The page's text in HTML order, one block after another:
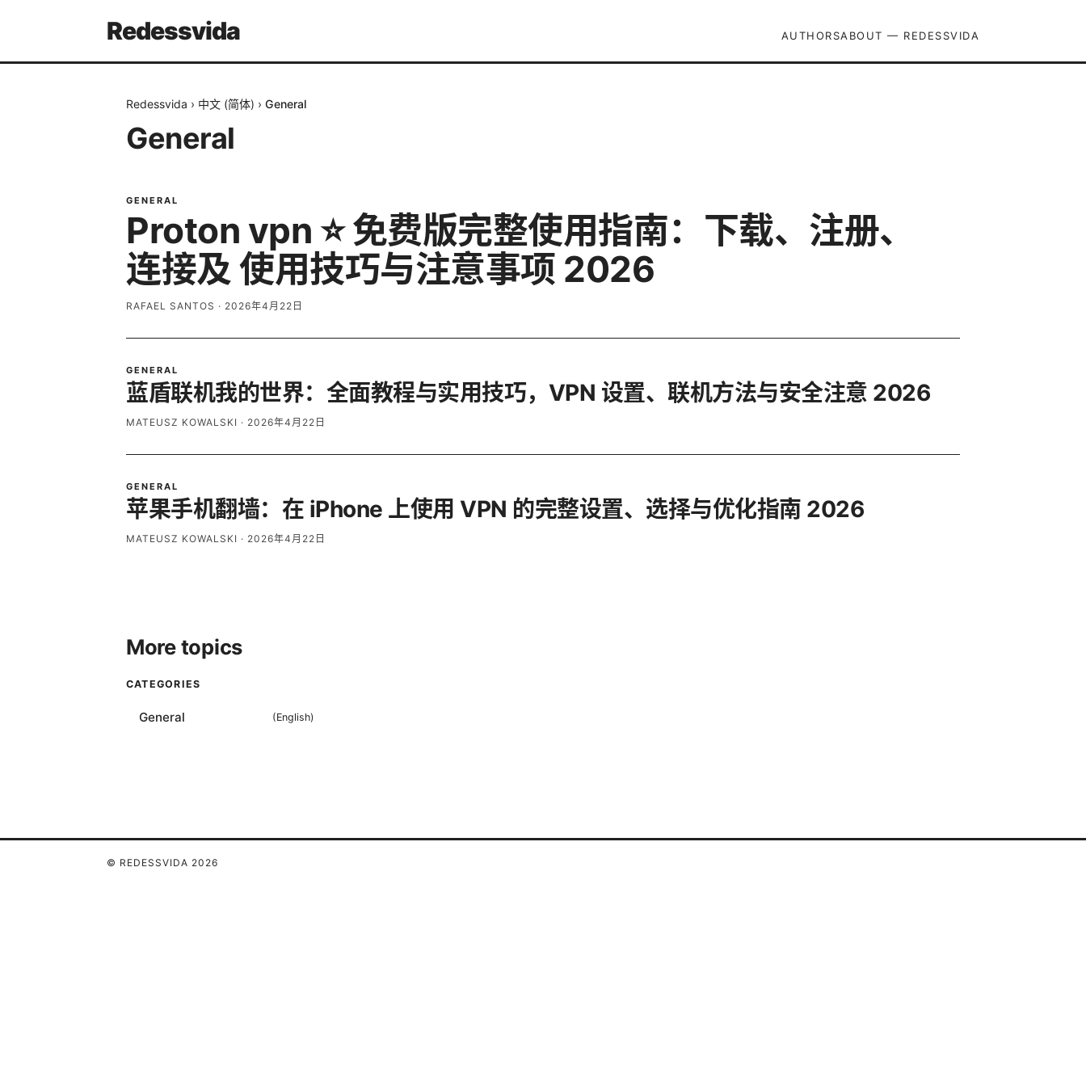
Redessvida AUTHORSABOUT — REDESSVIDA
Redessvida › 中文 (简体) › General
General
GENERAL
Proton vpn ⭐ 免费版完整使用指南：下载、注册、
连接及 使用技巧与注意事项 2026
RAFAEL SANTOS · 2026年4月22日
GENERAL
蓝盾联机我的世界：全面教程与实用技巧，VPN 设置、联机方法与安全注意 2026
MATEUSZ KOWALSKI · 2026年4月22日
GENERAL
苹果手机翻墙：在 iPhone 上使用 VPN 的完整设置、选择与优化指南 2026
MATEUSZ KOWALSKI · 2026年4月22日
More topics
CATEGORIES
General (English)
© REDESSVIDA 2026